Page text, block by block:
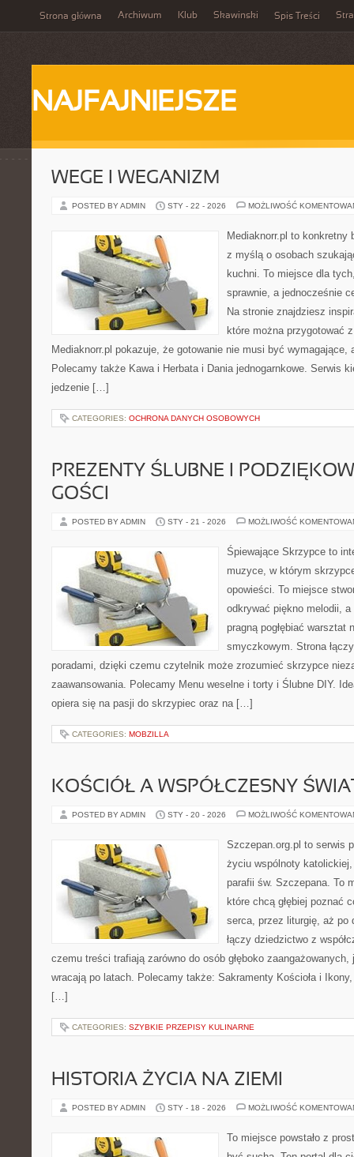
Strona główna Archiwum Klub Skawinski Spis Treści
NAJFAJNIEJSZE
WEGE I WEGANIZM
POSTED BY ADMIN STY - 22 - 2026 MOŻLIWOŚĆ
Mediaknorr.pl to konkretny
z myślą o osobach
kuchni. To miejsce dla
sprawnie, a jednocześnie
Na stronie znajdziesz
które można przygotować
Mediaknorr.pl pokazuje, że gotowanie nie musi być wymagające,
Polecamy także Kawa i Herbata i Dania jednogarnkowe. Serwis
jedzenie […]
CATEGORIES: OCHRONA DANYCH OSOBOWYCH
PREZENTY ŚLUBNE I
GOŚCI
POSTED BY ADMIN STY - 21 - 2026 MOŻLIWOŚĆ
Śpiewające Skrzypce to
muzyce, w którym
opowieści. To miejsce
odkrywać piękno melodii,
pragną pogłębiać warsztat
smyczkowym. Strona
poradami, dzięki czemu czytelnik może zrozumieć skrzypce
zaawansowania. Polecamy Menu weselne i torty i Ślubne DIY.
opiera się na pasji do skrzypiec oraz na […]
CATEGORIES: MOBZILLA
KOŚCIÓŁ A WSPÓŁCZESNY
POSTED BY ADMIN STY - 20 - 2026 MOŻLIWOŚĆ
Szczepan.org.pl to serwis
życiu wspólnoty
parafii św. Szczepana. To
które chcą głębiej poznać
serca, przez liturgię, aż po
łączy dziedzictwo z
czemu treści trafiają zarówno do osób głęboko
wracają po latach. Polecamy także: Sakramenty Kościoła i
[…]
CATEGORIES: SZYBKIE PRZEPISY KULINARNE
HISTORIA ŻYCIA NA ZIEMI
POSTED BY ADMIN STY - 18 - 2026 MOŻLIWOŚĆ
To miejsce powstało z